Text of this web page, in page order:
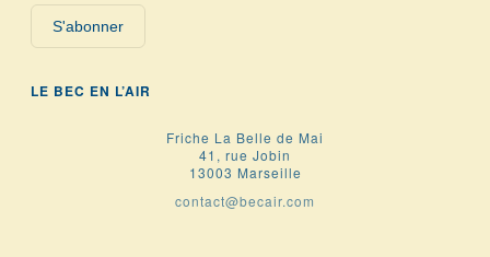
S'abonner
LE BEC EN L’AIR
Friche La Belle de Mai
41, rue Jobin
13003 Marseille
contact@becair.com